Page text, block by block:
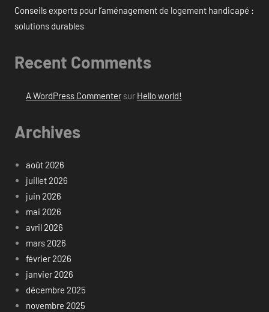
Conseils experts pour l’aménagement de logement handicapé :
solutions durables
Recent Comments
A WordPress Commentersur Hello world!
Archives
août 2026
juillet 2026
juin 2026
mai 2026
avril 2026
mars 2026
février 2026
janvier 2026
décembre 2025
novembre 2025